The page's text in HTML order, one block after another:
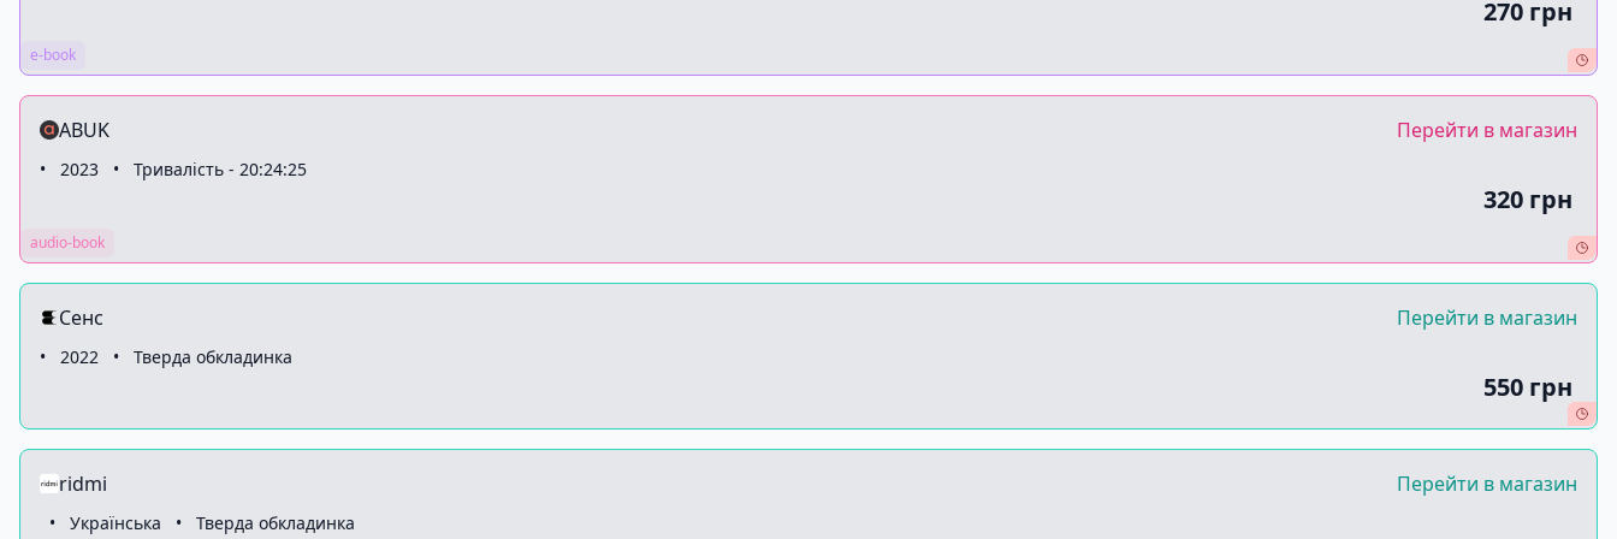
270 грн
e-book
ABUK Перейти в магазин
• 2023 • Тривалість - 20:24:25
320 грн
audio-book
Сенс Перейти в магазин
• 2022 • Тверда обкладинка
550 грн
ridmi Перейти в магазин
• Українська • Тверда обкладинка